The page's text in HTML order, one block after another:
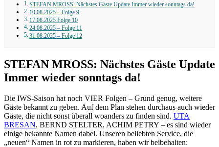
STEFAN MROSS: Nächstes Gäste Update Immer wieder sonntags da!
10.08.2025 – Folge 9
17.08.2025 Folge 10
24.08.2025 – Folge 11
31.08.2025 – Folge 12
STEFAN MROSS: Nächstes Gäste Update
Immer wieder sonntags da!
Die IWS-Saison hat noch VIER Folgen – Grund genug, weitere
Gäste bekannt zu geben. Auf dem Plan stehen durchaus auch wieder
Gäste, die nicht sonst überall woanders zu finden sind. UTA
BRESAN, BERND STELTER, ACHIM PETRY – es sind wieder
einige bekannte Namen dabei. Unseren beliebten Service, die
„neuen“ Namen in rot zu markieren, haben wir beibehalten: